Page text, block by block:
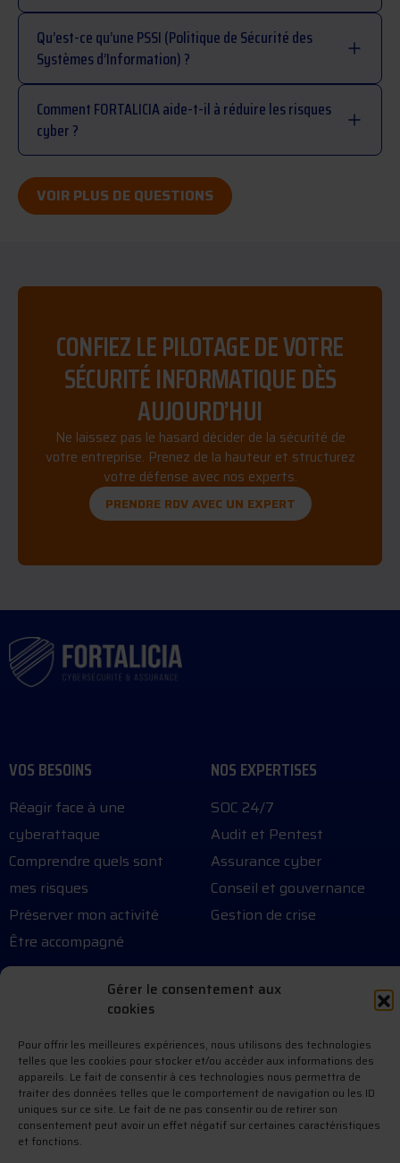
Gérer le consentement aux
cookies
Pour offrir les meilleures expériences, nous utilisons des technologies
telles que les cookies pour stocker et/ou accéder aux informations des
appareils. Le fait de consentir à ces technologies nous permettra de
traiter des données telles que le comportement de navigation ou les ID
uniques sur ce site. Le fait de ne pas consentir ou de retirer son
consentement peut avoir un effet négatif sur certaines caractéristiques
et fonctions.
Qu’est-ce qu’une PSSI (Politique de Sécurité des
Systèmes d’Information) ?
Comment FORTALICIA aide-t-il à réduire les risques
cyber ?
VOIR PLUS DE QUESTIONS
CONFIEZ LE PILOTAGE DE VOTRE
SÉCURITÉ INFORMATIQUE DÈS
AUJOURD’HUI
Ne laissez pas le hasard décider de la sécurité de
votre entreprise. Prenez de la hauteur et structurez
votre défense avec nos experts.
PRENDRE RDV AVEC UN EXPERT
VOS BESOINS
Réagir face à une
cyberattaque
Comprendre quels sont
mes risques
Préserver mon activité
Être accompagné
NOS EXPERTISES
SOC 24/7
Audit et Pentest
Assurance cyber
Conseil et gouvernance
Gestion de crise
RESSOURCES CYBER
Blog et articles cybers
FAQ cybersécurité
On parle de nous
À PROPOS
Qui sommes-nous ?
Contact